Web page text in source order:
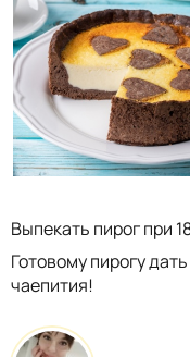
Выпекать пирог при
Готовому пирогу
чаепития!